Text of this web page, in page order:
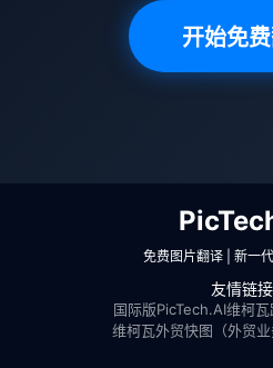
开始免
免费图片翻译 | 新一
友情链
国际版PicTech.AI维柯瓦
维柯瓦外贸快图（外贸业